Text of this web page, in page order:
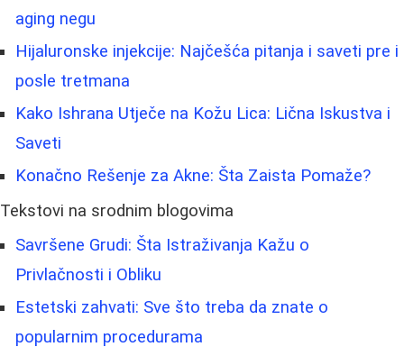
aging negu
Hijaluronske injekcije: Najčešća pitanja i saveti pre i
posle tretmana
Kako Ishrana Utječe na Kožu Lica: Lična Iskustva i
Saveti
Konačno Rešenje za Akne: Šta Zaista Pomaže?
Tekstovi na srodnim blogovima
Savršene Grudi: Šta Istraživanja Kažu o
Privlačnosti i Obliku
Estetski zahvati: Sve što treba da znate o
popularnim procedurama